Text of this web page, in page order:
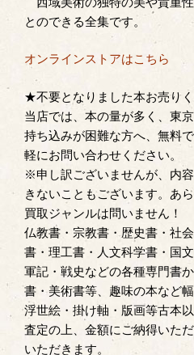
とのできる全集です。
オンラインストアはこちら
★不要となりました本お売りく
当店では、本の量が多く、東
持ち込みが困難な方へ、無料
軽にお問い合わせください。
※申し訳ございませんが、内
きないこともございます。あ
買取ジャンルは問いません！
仏教書・宗教書・歴史書・社
書・理工書・人文科学書・国
軍記・戦史などの各種専門書
書・美術書等、趣味の本など
浮世絵・掛け軸・版画等古本
査定の上、金額にご納得いた
いただきます。